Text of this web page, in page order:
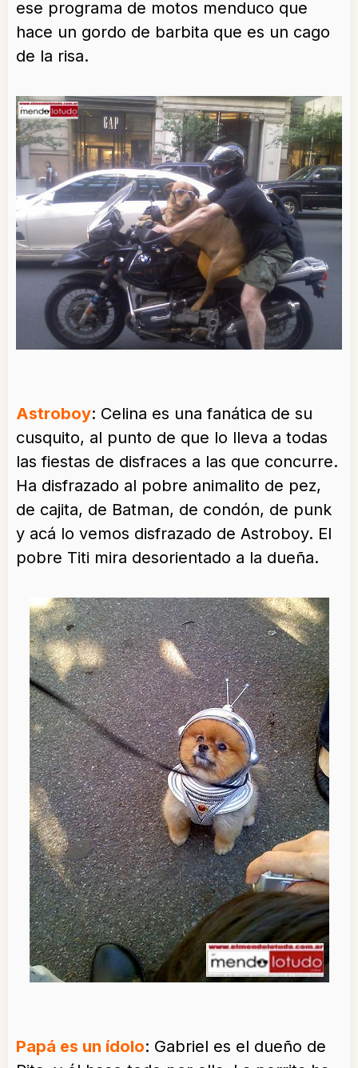
ese programa de motos menduco que
hace un gordo de barbita que es un cago
de la risa.
Astroboy: Celina es una fanática de su
cusquito, al punto de que lo lleva a todas
las fiestas de disfraces a las que concurre.
Ha disfrazado al pobre animalito de pez,
de cajita, de Batman, de condón, de punk
y acá lo vemos disfrazado de Astroboy. El
pobre Titi mira desorientado a la dueña.
Papá es un ídolo: Gabriel es el dueño de